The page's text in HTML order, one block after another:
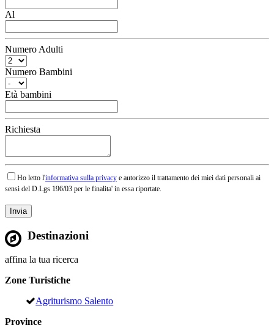
Al
Numero Adulti
Numero Bambini
Età bambini
Richiesta
Ho letto l'informativa sulla privacy e autorizzo il trattamento dei miei dati personali ai
sensi del D.Lgs 196/03 per le finalita' in essa riportate.
Destinazioni
affina la tua ricerca
Zone Turistiche
Agriturismo Salento
Province